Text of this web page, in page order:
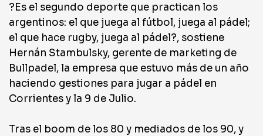
?Es el segundo deporte que practican los
argentinos: el que juega al fútbol, juega al pádel;
el que hace rugby, juega al pádel?, sostiene
Hernán Stambulsky, gerente de marketing de
Bullpadel, la empresa que estuvo más de un año
haciendo gestiones para jugar a pádel en
Corrientes y la 9 de Julio.
Tras el boom de los 80 y mediados de los 90, y